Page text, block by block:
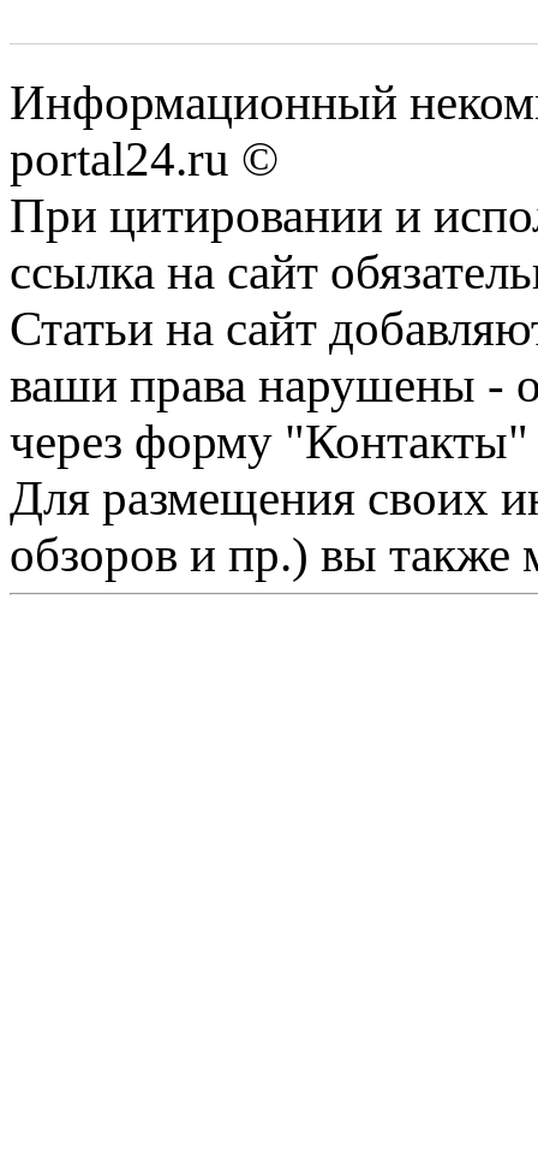
Информационный
portal24.ru ©
При цитировании и
ссылка на сайт
Статьи на сайт
ваши права нарушены -
через форму "Контакты"
Для размещения своих
обзоров и пр.) вы также